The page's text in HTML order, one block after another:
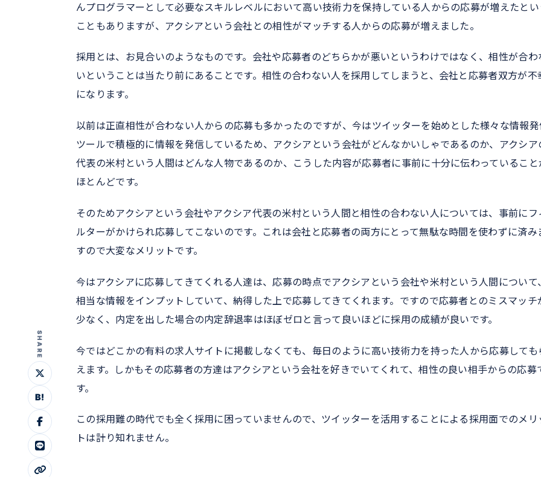
SHARE
B!
んプログラマーとして必要なスキルレベルにおいて高い技術力を保持している人からの応募が増えたとい
こともありますが、アクシアという会社との相性がマッチする人からの応募が増えました。
採用とは、お見合いのようなものです。会社や応募者のどちらかが悪いというわけではなく、相性が合わ
いということは当たり前にあることです。相性の合わない人を採用してしまうと、会社と応募者双方が不
になります。
以前は正直相性が合わない人からの応募も多かったのですが、今はツイッターを始めとした様々な情報
ツールで積極的に情報を発信しているため、アクシアという会社がどんなかいしゃであるのか、アクシア
代表の米村という人間はどんな人物であるのか、こうした内容が応募者に事前に十分に伝わっていること
ほとんどです。
そのためアクシアという会社やアクシア代表の米村という人間と相性の合わない人については、事前にフ
ルターがかけられ応募してこないのです。これは会社と応募者の両方にとって無駄な時間を使わずに済み
すので大変なメリットです。
今はアクシアに応募してきてくれる人達は、応募の時点でアクシアという会社や米村という人間について、
相当な情報をインプットしていて、納得した上で応募してきてくれます。ですので応募者とのミスマッチ
少なく、内定を出した場合の内定辞退率はほぼゼロと言って良いほどに採用の成績が良いです。
今ではどこかの有料の求人サイトに掲載しなくても、毎日のように高い技術力を持った人から応募しても
えます。しかもその応募者の方達はアクシアという会社を好きでいてくれて、相性の良い相手からの応募
す。
この採用難の時代でも全く採用に困っていませんので、ツイッターを活用することによる採用面でのメリ
トは計り知れません。